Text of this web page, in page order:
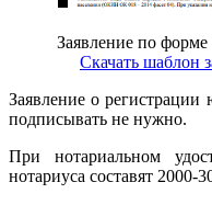
Заявление по
Скачать шаблон
Заявление о регистрации
подписывать не нужно.
При нотариальном
нотариуса составят 2000-